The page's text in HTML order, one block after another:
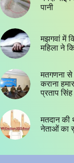
पानी
मझगवां में
महिला ने
मतगणना से
कराना
प्रताप सिंह
मतदान की
नेताओं का